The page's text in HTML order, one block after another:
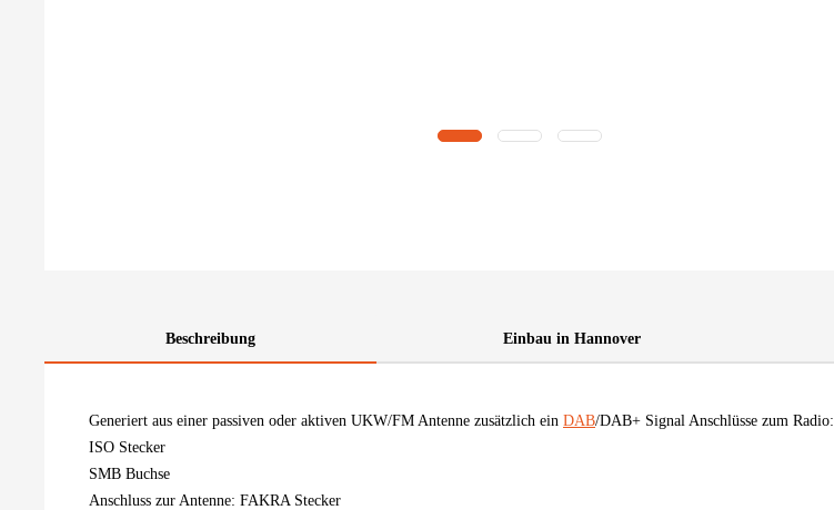
Beschreibung Einbau in Hannover
Generiert aus einer passiven oder aktiven UKW/FM Antenne zusätzlich ein DAB/DAB+ Signal Anschlüsse zum Radio:
ISO Stecker
SMB Buchse
Anschluss zur Antenne: FAKRA Stecker